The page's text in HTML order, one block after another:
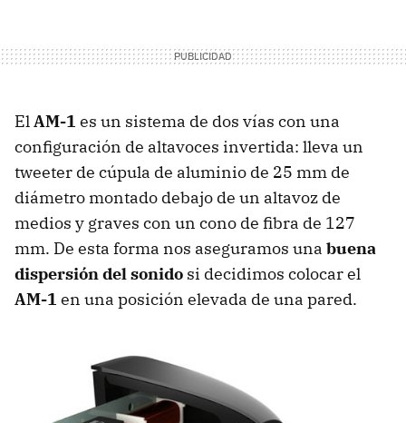
ElAM-1 es un sistema de dos vías con una
configuración de altavoces invertida: lleva un
tweeter de cúpula de aluminio de 25 mm de
diámetro montado debajo de un altavoz de
medios y graves con un cono de fibra de 127
mm. De esta forma nos aseguramos una buena
dispersión del sonido si decidimos colocar el
AM-1 en una posición elevada de una pared.